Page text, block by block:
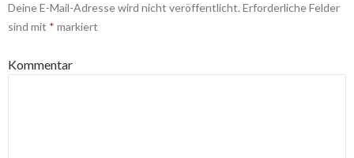
Deine E-Mail-Adresse wird nicht veröffentlicht. Erforderliche Felder
sind mit * markiert
Kommentar